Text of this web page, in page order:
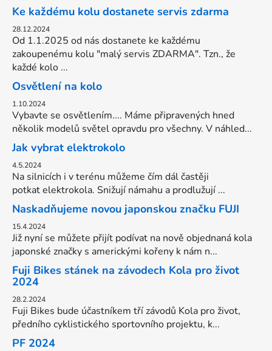
Ke každému kolu dostanete servis zdarma
28.12.2024
Od 1.1.2025 od nás dostanete ke každému
zakoupenému kolu "malý servis ZDARMA". Tzn., že
každé kolo ...
Osvětlení na kolo
1.10.2024
Vybavte se osvětlením.... Máme připravených hned
několik modelů světel opravdu pro všechny. V náhled...
Jak vybrat elektrokolo
4.5.2024
Na silnicích i v terénu můžeme čím dál častěji
potkat elektrokola. Snižují námahu a prodlužují ...
Naskadňujeme novou japonskou značku FUJI
15.4.2024
Již nyní se můžete přijít podívat na nově objednaná kola
japonské značky s americkými kořeny k nám n...
Fuji Bikes stánek na závodech Kola pro život
2024
28.2.2024
Fuji Bikes bude účastníkem tří závodů Kola pro život,
předního cyklistického sportovního projektu, k...
PF 2024